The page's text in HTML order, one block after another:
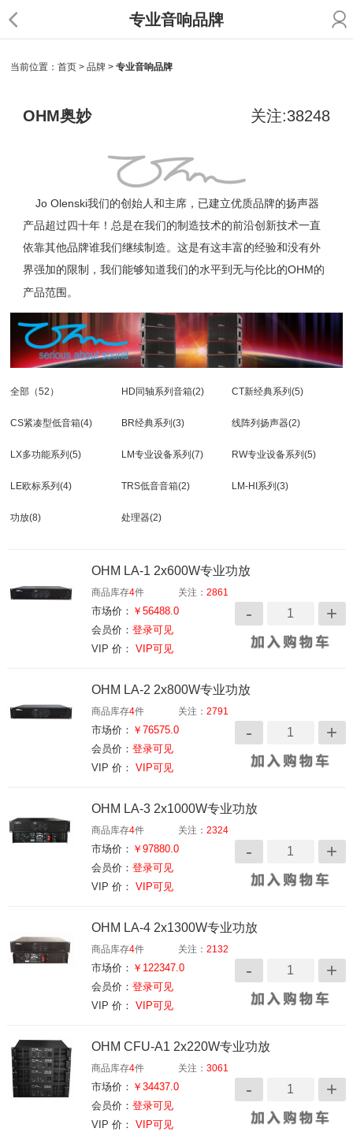
专业音响品牌
当前位置：首页 >品牌 >专业音响品牌
OHM奥妙 关注:38248
Jo Olenski我们的创始人和主席，已建立优质品牌的扬声器
产品超过四十年！总是在我们的制造技术的前沿创新技术一直
依靠其他品牌谁我们继续制造。这是有这丰富的经验和没有外
界强加的限制，我们能够知道我们的水平到无与伦比的OHM的
产品范围。
全部 （52） HD同轴系列音箱(2) CT新经典系列(5)
CS紧凑型低音箱(4) BR经典系列 (3) 线阵列扬声器(2)
LX多功能系列(5) LM专业设备系列 (7) RW专业设备系列(5)
LE欧标系列(4) TRS低音音箱(2) LM-HI系列(3)
功放(8) 处理器(2)
OHM LA-1 2x600W专业功放
商品库存4件 关注：2861
市场价： ￥56488.0
会员价：登录可见
VIP 价： VIP可见
OHM LA-2 2x800W专业功放
商品库存4件 关注：2791
市场价： ￥76575.0
会员价：登录可见
VIP 价： VIP可见
OHM LA-3 2x1000W专业功放
商品库存4件 关注：2324
市场价： ￥97880.0
会员价：登录可见
VIP 价： VIP可见
OHM LA-4 2x1300W专业功放
商品库存4件 关注：2132
市场价： ￥122347.0
会员价：登录可见
VIP 价： VIP可见
OHM CFU-A1 2x220W专业功放
商品库存4件 关注：3061
市场价： ￥34437.0
会员价：登录可见
VIP 价： VIP可见